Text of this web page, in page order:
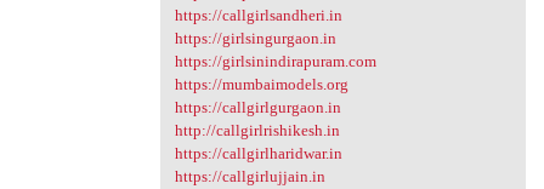
https://callgirlsandheri.in
https://girlsingurgaon.in
https://girlsinindirapuram.com
https://mumbaimodels.org
https://callgirlgurgaon.in
http://callgirlrishikesh.in
https://callgirlharidwar.in
https://callgirlujjain.in